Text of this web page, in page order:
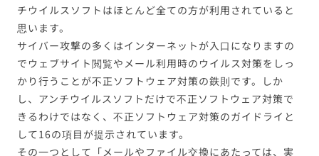
チウイルスソフトはほとんど全ての方が利用されていると
思います。
サイバー攻撃の多くはインターネットが入口になりますの
でウェブサイト閲覧やメール利用時のウイルス対策をしっ
かり行うことが不正ソフトウェア対策の鉄則です。しか
し、アンチウイルスソフトだけで不正ソフトウェア対策で
きるわけではなく、不正ソフトウェア対策のガイドライと
して16の項目が提示されています。
その一つとして「メールやファイル交換にあたっては、実